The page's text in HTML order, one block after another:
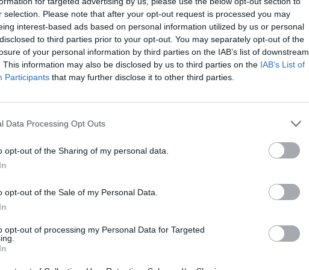
selection. Please note that after your opt-out request is processed you may
interest-based ads based on personal information utilized by us or personal
to third parties prior to your opt-out. You may separately opt-out of the
of your personal information by third parties on the IAB’s list of downstream
This information may also be disclosed by us to third parties on the IAB’s List of
Participants that may further disclose it to other third parties.
Data Processing Opt Outs
opt-out of the Sharing of my personal data.
opt-out of the Sale of my Personal Data.
opt-out of processing my Personal Data for Targeted
dettaglio dei prezzi per compagnie e
in base all'elaborazione di
Energia dei dati comunicati dai gestori
del Mimit aggiornati alle 8 di ieri 3
compagnie sono tra 1,926 e 1,950
dalle compagnie si collocano tra 1,990 e
colorati presentano prezzi medi
euro/litro (no logo 1,995). Sul diesel
tra 2,085 e 2,195 euro/litro (no logo
medi praticati del Gpl sono tra 0,813 e
(no logo 0,799). Infine, i prezzi medi
vanno da 1,539 a 1,641 euro/kg (no